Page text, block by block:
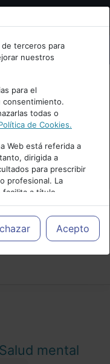
Cancelar
terceros para
nuestros
para el
todas o
de Cookies.
Web está referida a
dirigida a
para prescribir
profesional. La
facilita a título
de los
y decidir, en
adecuado a lasAcepto
Salud mental